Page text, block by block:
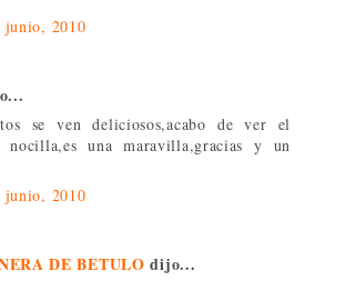
junio, 2010
se ven deliciosos,acabo de ver el
nocilla,es una maravilla,gracias y un
junio, 2010
DE BETULO dijo...